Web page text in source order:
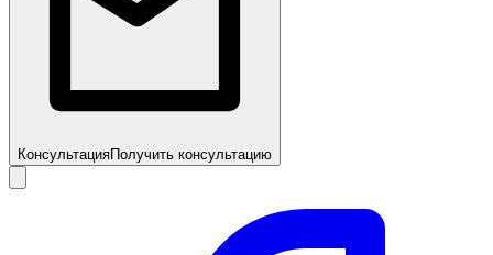
КонсультацияПолучить консультацию